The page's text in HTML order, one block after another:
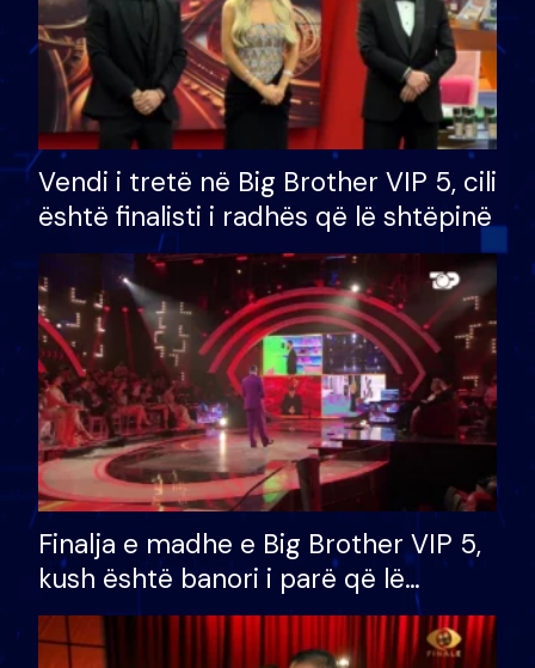
Vendi i tretë në Big Brother VIP 5, cili
është finalisti i radhës që lë shtëpinë
Finalja e madhe e Big Brother VIP 5,
kush është banori i parë që lë
shtëpinë dhe humb mundësinë për
të fituar çmimin e madh